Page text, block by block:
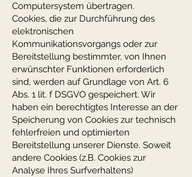
Computersystem übertragen.
Cookies, die zur Durchführung des
elektronischen
Kommunikationsvorgangs oder zur
Bereitstellung bestimmter, von Ihnen
erwünschter Funktionen erforderlich
sind, werden auf Grundlage von Art. 6
Abs. 1 lit. f DSGVO gespeichert. Wir
haben ein berechtigtes Interesse an der
Speicherung von Cookies zur technisch
fehlerfreien und optimierten
Bereitstellung unserer Dienste. Soweit
andere Cookies (z.B. Cookies zur
Analyse Ihres Surfverhaltens)